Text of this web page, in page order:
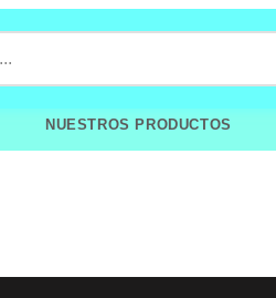
NUESTROS PRODUCTOS